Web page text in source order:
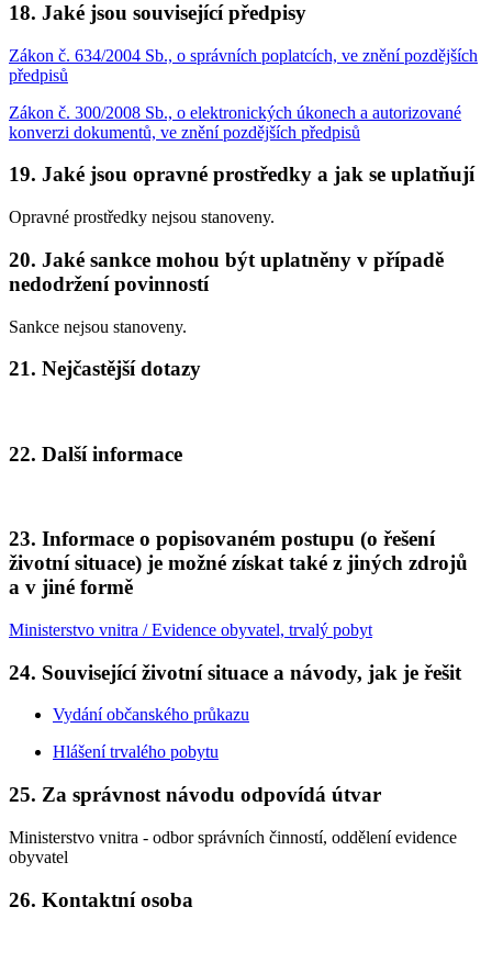
18. Jaké jsou související předpisy
Zákon č. 634/2004 Sb., o správních poplatcích, ve znění pozdějších
předpisů
Zákon č. 300/2008 Sb., o elektronických úkonech a autorizované
konverzi dokumentů, ve znění pozdějších předpisů
19. Jaké jsou opravné prostředky a jak se uplatňují
Opravné prostředky nejsou stanoveny.
20. Jaké sankce mohou být uplatněny v případě
nedodržení povinností
Sankce nejsou stanoveny.
21. Nejčastější dotazy
22. Další informace
23. Informace o popisovaném postupu (o řešení
životní situace) je možné získat také z jiných zdrojů
a v jiné formě
Ministerstvo vnitra / Evidence obyvatel, trvalý pobyt
24. Související životní situace a návody, jak je řešit
Vydání občanského průkazu
Hlášení trvalého pobytu
25. Za správnost návodu odpovídá útvar
Ministerstvo vnitra - odbor správních činností, oddělení evidence
obyvatel
26. Kontaktní osoba